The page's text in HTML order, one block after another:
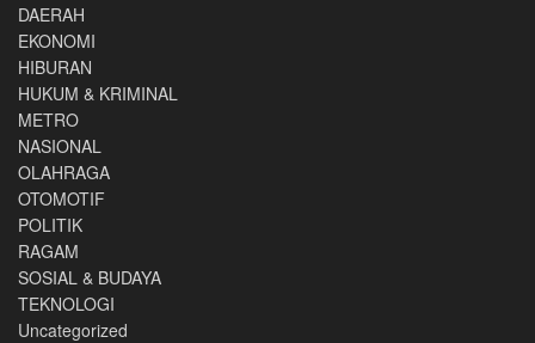
DAERAH
EKONOMI
HIBURAN
HUKUM & KRIMINAL
METRO
NASIONAL
OLAHRAGA
OTOMOTIF
POLITIK
RAGAM
SOSIAL & BUDAYA
TEKNOLOGI
Uncategorized